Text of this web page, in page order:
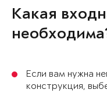
Какая
Если вам нужна
конструкция,